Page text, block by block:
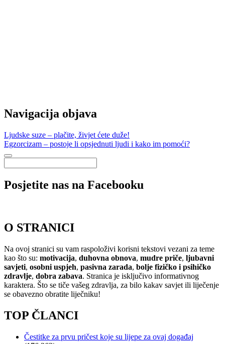
Navigacija objava
Ljudske suze – plačite, živjet ćete duže!
Egzorcizam – postoje li opsjednuti ljudi i kako im pomoći?
Posjetite nas na Facebooku
O STRANICI
Na ovoj stranici su vam raspoloživi korisni tekstovi vezani za teme
kao što su: motivacija, duhovna obnova, mudre priče, ljubavni
savjeti, osobni uspjeh, pasivna zarada, bolje fizičko i psihičko
zdravlje, dobra zabava. Stranica je isključivo informativnog
karaktera. Što se tiče vašeg zdravlja, za bilo kakav savjet ili liječenje
se obavezno obratite liječniku!
TOP ČLANCI
Čestitke za prvu pričest koje su lijepe za ovaj događaj